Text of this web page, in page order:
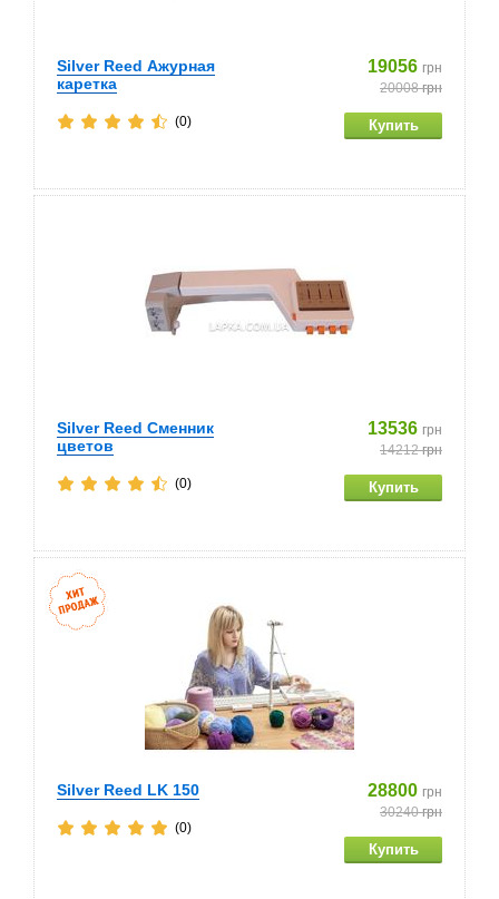
Silver Reed Ажурная
каретка
19056 грн
20008грн
(0)
Silver Reed Сменник
цветов
13536 грн
14212грн
(0)
Silver Reed LK 150 28800 грн
30240грн
(0)